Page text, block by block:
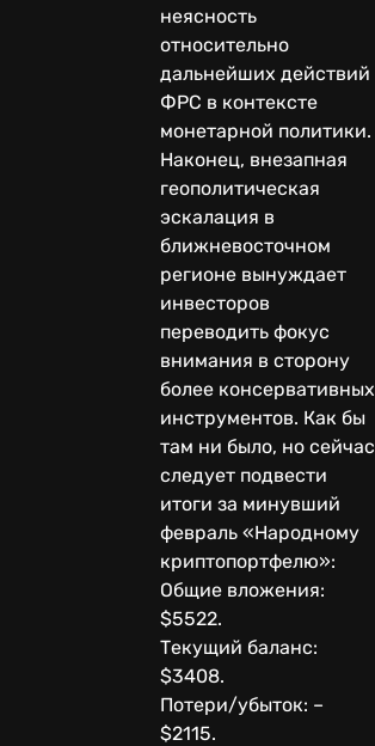
неясность
относительно
дальнейших действий
ФРС в контексте
монетарной политики.
Наконец, внезапная
геополитическая
эскалация в
ближневосточном
регионе вынуждает
инвесторов
переводить фокус
внимания в сторону
более консервативных
инструментов. Как бы
там ни было, но сейчас
следует подвести
итоги за минувший
февраль «Народному
криптопортфелю»:
Общие вложения:
$5522.
Текущий баланс:
$3408.
Потери/убыток: –
$2115.